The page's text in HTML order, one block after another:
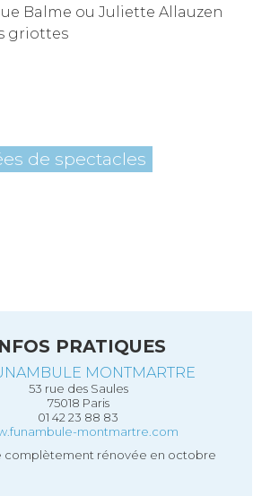
Balme ou Juliette Allauzen
griottes
de spectacles
PRATIQUES
MONTMARTRE
53 rue des Saules
75018 Paris
01 42 23 88 83
montmartre.com
complètement rénovée en octobre